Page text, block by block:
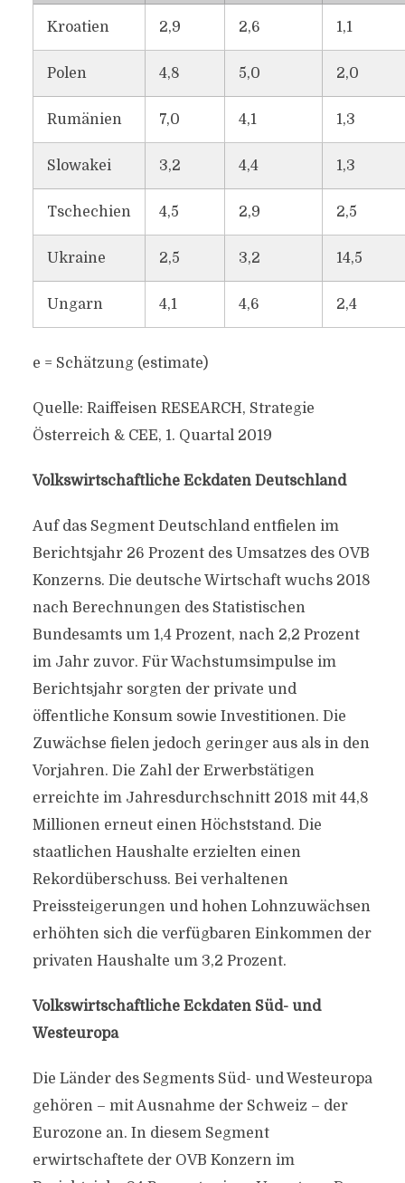
Kroatien 2,9 2,6 1,1
Polen 4,8 5,0 2,0
Rumänien 7,0 4,1 1,3
Slowakei 3,2 4,4 1,3
Tschechien 4,5 2,9 2,5
Ukraine 2,5 3,2 14,5
Ungarn 4,1 4,6 2,4
e = Schätzung (estimate)
Quelle: Raiffeisen RESEARCH, Strategie
Österreich & CEE, 1. Quartal 2019
Volkswirtschaftliche Eckdaten Deutschland
Auf das Segment Deutschland entfielen im
Berichtsjahr 26 Prozent des Umsatzes des OVB
Konzerns. Die deutsche Wirtschaft wuchs 2018
nach Berechnungen des Statistischen
Bundesamts um 1,4 Prozent, nach 2,2 Prozent
im Jahr zuvor. Für Wachstumsimpulse im
Berichtsjahr sorgten der private und
öffentliche Konsum sowie Investitionen. Die
Zuwächse fielen jedoch geringer aus als in den
Vorjahren. Die Zahl der Erwerbstätigen
erreichte im Jahresdurchschnitt 2018 mit 44,8
Millionen erneut einen Höchststand. Die
staatlichen Haushalte erzielten einen
Rekordüberschuss. Bei verhaltenen
Preissteigerungen und hohen Lohnzuwächsen
erhöhten sich die verfügbaren Einkommen der
privaten Haushalte um 3,2 Prozent.
Volkswirtschaftliche Eckdaten Süd- und
Westeuropa
Die Länder des Segments Süd- und Westeuropa
gehören – mit Ausnahme der Schweiz – der
Eurozone an. In diesem Segment
erwirtschaftete der OVB Konzern im